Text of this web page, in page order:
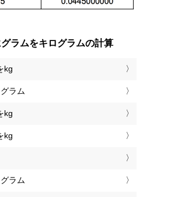
グラムをキログラムの計算
kg
ラム
kg
kg
ラム